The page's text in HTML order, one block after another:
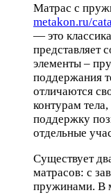
Матрас с
metakon.ru/
— это
представляет
элементы –
поддержания
отличаются
контурам
поддержку
отдельные
Существует
матрасов: с
пружинами. В